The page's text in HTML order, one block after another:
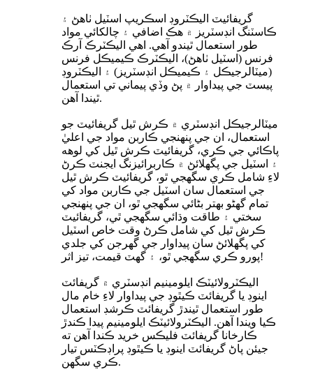
گريفائيٽ اليڪٽروڊ اسڪريپ اسٽيل ٺاهڻ ۽
ڪاسٽنگ انڊسٽريز ۾ هڪ اضافي ۽ چالکائي مواد
طور استعمال ٿيندو آهي. اهي اليڪٽرڪ آرڪ
فرنس (اسٽيل ٺاهڻ)، اليڪٽرڪ ڪيميڪل فرنس
(ميٽالرجيڪل ۽ ڪيميڪل انڊسٽريز) ۽ اليڪٽروڊ
پيسٽ جي پيداوار ۾ پڻ وڏي پيماني تي استعمال
ٿيندا آهن.
ميٽالرجيڪل انڊسٽري ۾ ڪرش ٿيل گريفائيٽ جو
استعمال، ان جي پنهنجي ڪاربن مواد جي اعليٰ
پاڪائي جي ڪري، گريفائيٽ ڪرش ٿيل کي لوهه
۽ اسٽيل جي پگھلائڻ ۾ ڪاربرائيزنگ ايجنٽ ڪرڻ
لاءِ شامل ڪري سگهجي ٿو، گريفائيٽ ڪرش ٿيل
جي استعمال سان اسٽيل جي ڪاربن مواد کي
تمام گهڻو بهتر بڻائي سگهجي ٿو، ان جي پنهنجي
سختي ۽ طاقت وڌائي سگهجي ٿي، گريفائيٽ
ڪرش ٿيل کي شامل ڪرڻ وقت خاص اسٽيل
کي پگھلائڻ سان پيداوار جي گهرجن کي جلدي
پورو ڪري سگهجي ٿو، ۽ گهٽ قيمت، تيز اثر!
اليڪٽرولائيٽڪ ايلومينيم انڊسٽري ۾ گريفائٽ
اينوڊ يا گريفائٽ ڪيٿوڊ جي پيداوار لاءِ خام مال
طور استعمال ٿيندڙ گريفائٽ ڪرشڊ استعمال
ڪيا ويندا آهن. اليڪٽرولائيٽڪ ايلومينيم پيدا ڪندڙ
ڪارخانا گريفائٽ فليڪس خريد ڪندا آهن ته
جيئن پاڻ گريفائٽ اينوڊ يا ڪيٿوڊ پراڊڪٽس تيار
ڪري سگهن.